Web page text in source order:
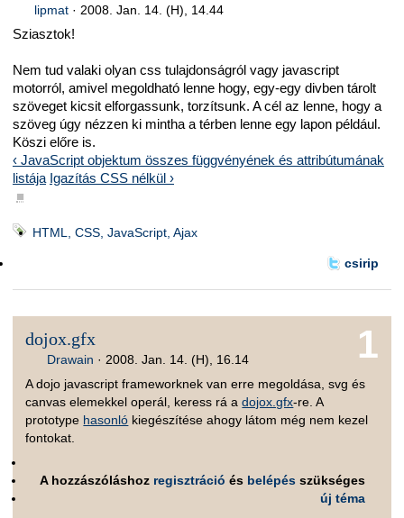
lipmat· 2008. Jan. 14. (H), 14.44
Sziasztok!
Nem tud valaki olyan css tulajdonságról vagy javascript
motorról, amivel megoldható lenne hogy, egy-egy divben tárolt
szöveget kicsit elforgassunk, torzítsunk. A cél az lenne, hogy a
szöveg úgy nézzen ki mintha a térben lenne egy lapon például.
Köszi előre is.
‹ JavaScript objektum összes függvényének és attribútumának
listája Igazítás CSS nélkül ›
■
HTML, CSS, JavaScript, Ajax
csirip
1
dojox.gfx
Drawain · 2008. Jan. 14. (H), 16.14
A dojo javascript frameworknek van erre megoldása, svg és
canvas elemekkel operál, keress rá adojox.gfx-re. A
prototype hasonló kiegészítése ahogy látom még nem kezel
fontokat.
A hozzászóláshoz regisztráció és belépés szükséges
új téma